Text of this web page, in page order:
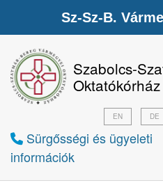
Szabolcs-
Oktatókórház
Sürgősségi és ügyeleti
információk
EN DE
Sz-Sz-B.